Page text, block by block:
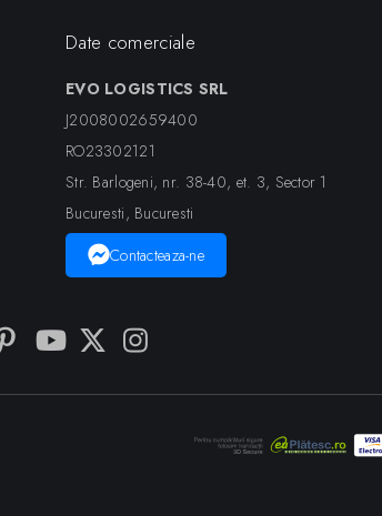
Date comerciale
EVO LOGISTICS SRL
J2008002659400
RO23302121
Str. Barlogeni, nr. 38-40, et. 3, Sector 1
Bucuresti, Bucuresti
Contacteaza-ne